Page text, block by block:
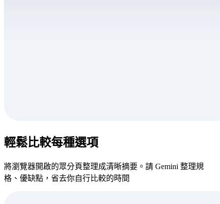
輕鬆比較每種選項
將瀏覽器開啟的眾分頁整理成清晰摘要。請 Gemini 整理規
格、優缺點，省去你自行比較的時間